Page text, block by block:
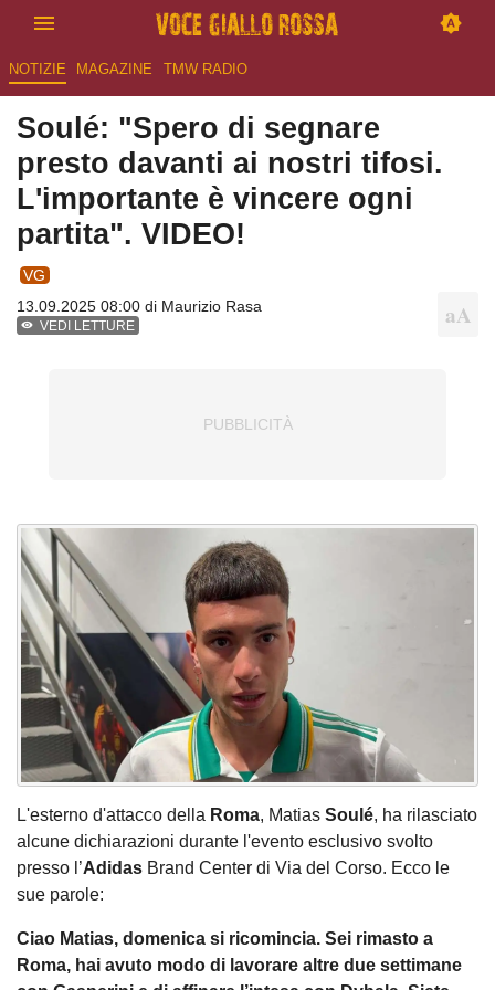
NOTIZIE MAGAZINE TMW RADIO
Soulé: "Spero di segnare
presto davanti ai nostri tifosi.
L'importante è vincere ogni
partita". VIDEO!
VG
13.09.2025 08:00 di Maurizio Rasa
VEDI LETTURE
L'esterno d'attacco della Roma, Matias Soulé, ha rilasciato
alcune dichiarazioni durante l'evento esclusivo svolto
presso l’Adidas Brand Center di Via del Corso. Ecco le
sue parole:
Ciao Matias, domenica si ricomincia. Sei rimasto a
Roma, hai avuto modo di lavorare altre due settimane